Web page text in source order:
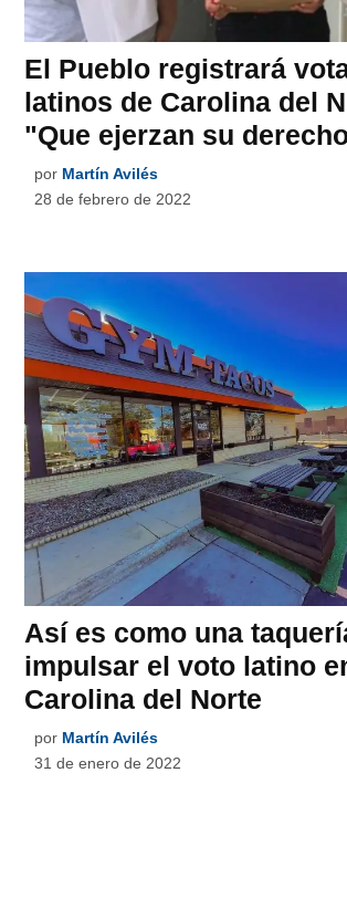
El Pueblo registrará
latinos de Carolina del
"Que ejerzan su
por Martín Avilés
28 de febrero de 2022
Así es como una
impulsar el voto latino
Carolina del Norte
por Martín Avilés
31 de enero de 2022